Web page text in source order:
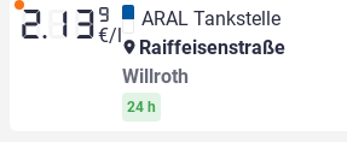
2.13 9
€/l
ARAL Tankstelle
Raiffeisenstraße
Willroth
24 h